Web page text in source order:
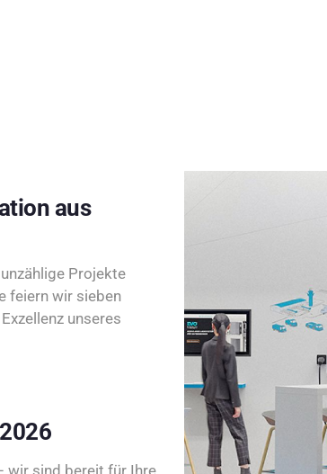
aus
Projekte
feiern wir sieben
unseres
wir sind bereit für Ihre